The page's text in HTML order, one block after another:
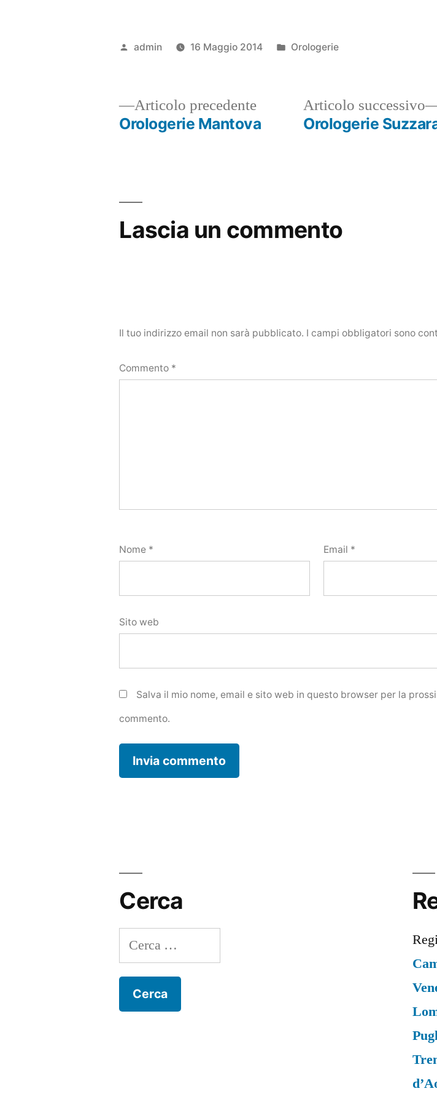
Pubblicato
admin 16 Maggio 2014
Pubblicato
Orologerie
Navigazione
Articolo precedenteArticolo
precedente:
Orologerie Mantova
Articolo successivo
Orologerie
Lascia un commento
Il tuo indirizzo email non sarà pubblicato. I campi obbligatori sono
Commento *
Nome * Email *
Sito web
Salva il mio nome, email e sito web in questo browser per la
commento.
Cerca
Ricerca
per: